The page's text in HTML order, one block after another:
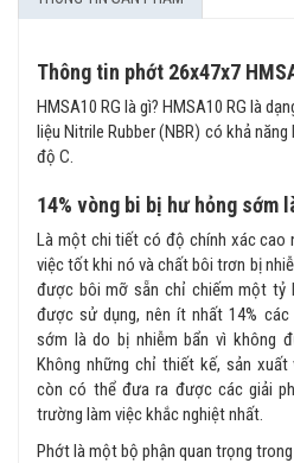
Thông tin phớt 26x47x7
HMSA10 RG là gì? HMSA10 RG là
liệu Nitrile Rubber (NBR) có khả
độ C.
14% vòng bi bị hư hỏng sớm
Là một chi tiết có độ chính xác cao
việc tốt khi nó và chất bôi trơn bị
được bôi mỡ sẵn chỉ chiếm một tỷ
được sử dụng, nên ít nhất 14%
sớm là do bị nhiễm bẩn vì không
Không những chỉ thiết kế, sản
còn có thể đưa ra được các giải
trường làm việc khắc nghiệt nhất.
Phớt là một bộ phận quan trọng